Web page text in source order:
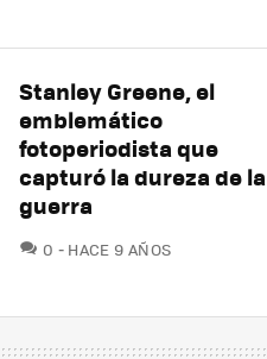
Stanley Greene, el
emblemático
fotoperiodista que
capturó la dureza de la
guerra
0 COMENTARIOS
HACE 9 AÑOS